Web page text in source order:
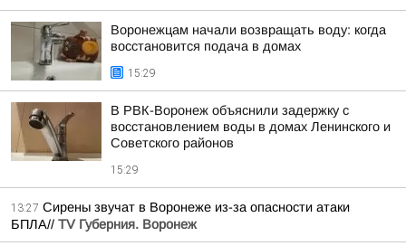
Воронежцам начали возвращать воду: когда
восстановится подача в домах
15:29
В РВК-Воронеж объяснили задержку с
восстановлением воды в домах Ленинского и
Советского районов
15:29
13:27 Сирены звучат в Воронеже из-за опасности атаки
БПЛА// TV Губерния. Воронеж